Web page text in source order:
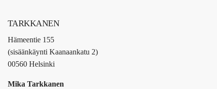
TARKKANEN
Hämeentie 155
(sisäänkäynti Kaanaankatu 2)
00560 Helsinki
Mika Tarkkanen